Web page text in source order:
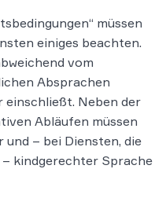
müssen
einiges beachten.
vom
Absprachen
einschließt. Neben der
Abläufen müssen
– bei Diensten, die
kindgerechter Sprache